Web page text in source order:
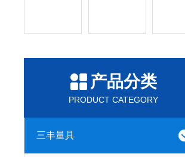
产品分类
PRODUCT CATEGORY
三丰量具